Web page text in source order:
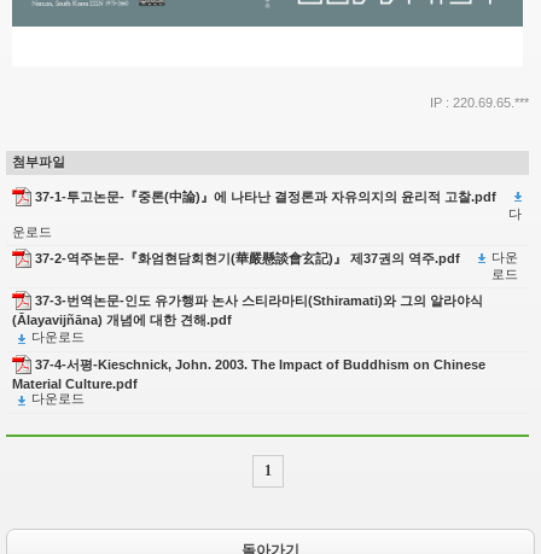
IP : 220.69.65.***
첨부파일
37-1-투고논문-『중론(中論)』에 나타난 결정론과 자유의지의 윤리적 고찰.pdf
다
운로드
37-2-역주논문-『화엄현담회현기(華嚴懸談會玄記)』 제37권의 역주.pdf 다운
로드
37-3-번역논문-인도 유가행파 논사 스티라마티(Sthiramati)와 그의 알라야식
(Ālayavijñāna) 개념에 대한 견해.pdf
다운로드
37-4-서평-Kieschnick, John. 2003. The Impact of Buddhism on Chinese
Material Culture.pdf
다운로드
1
돌아가기